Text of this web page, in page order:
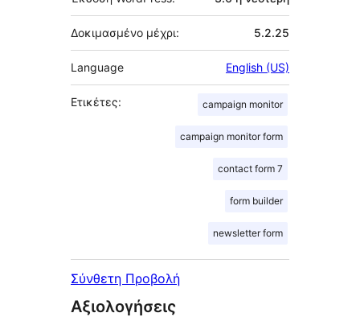
Δοκιμασμένο μέχρι: 5.2.25
Language English (US)
Ετικέτες: campaign monitor
campaign monitor form
contact form 7
form builder
newsletter form
Σύνθετη Προβολή
Αξιολογήσεις